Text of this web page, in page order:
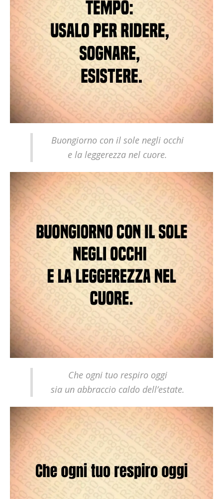
Buongiorno con il sole negli occhi
e la leggerezza nel cuore.
Che ogni tuo respiro oggi
sia un abbraccio caldo dell’estate.